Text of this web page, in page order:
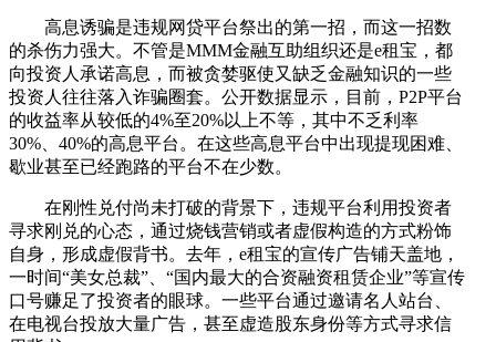
高息诱骗是违规网贷平台祭出的第一招，而这一招数
的杀伤力强大。不管是MMM金融互助组织还是e租宝，都
向投资人承诺高息，而被贪婪驱使又缺乏金融知识的一些
投资人往往落入诈骗圈套。公开数据显示，目前，P2P平台
的收益率从较低的4%至20%以上不等，其中不乏利率
30%、40%的高息平台。在这些高息平台中出现提现困难、
歇业甚至已经跑路的平台不在少数。
在刚性兑付尚未打破的背景下，违规平台利用投资者
寻求刚兑的心态，通过烧钱营销或者虚假构造的方式粉饰
自身，形成虚假背书。去年，e租宝的宣传广告铺天盖地，
一时间“美女总裁”、“国内最大的合资融资租赁企业”等宣传
口号赚足了投资者的眼球。一些平台通过邀请名人站台、
在电视台投放大量广告，甚至虚造股东身份等方式寻求信